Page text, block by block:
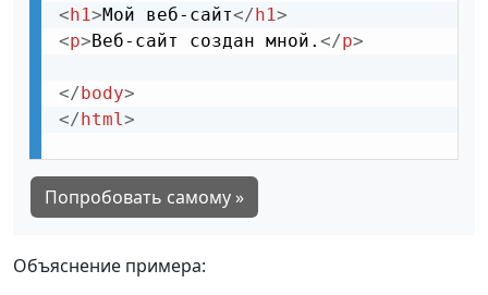
<h1>Мой веб-сайт</h1>
<p>Веб-сайт создан мной. </p>
</body>
</html >
Попробовать самому »
Объяснение примера: